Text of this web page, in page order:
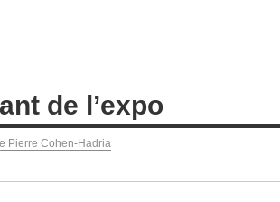
de l’expo
Pierre Cohen-Hadria